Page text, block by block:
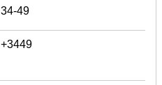
34-49
+3449